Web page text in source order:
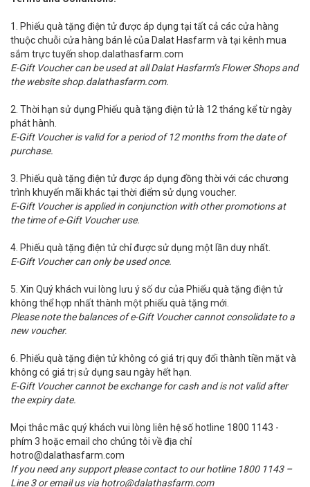
1. Phiếu quà tặng điện tử được áp dụng tại tất cả các cửa hàng
thuộc chuỗi cửa hàng bán lẻ của Dalat Hasfarm và tại kênh mua
sắm trực tuyến shop.dalathasfarm.com
E-Gift Voucher can be used at all Dalat Hasfarm’s Flower Shops and
the website shop.dalathasfarm.com.
2. Thời hạn sử dụng Phiếu quà tặng điện tử là 12 tháng kể từ ngày
phát hành.
E-Gift Voucher is valid for a period of 12 months from the date of
purchase.
3. Phiếu quà tặng điện tử được áp dụng đồng thời với các chương
trình khuyến mãi khác tại thời điểm sử dụng voucher.
E-Gift Voucher is applied in conjunction with other promotions at
the time of e-Gift Voucher use.
4. Phiếu quà tặng điện tử chỉ được sử dụng một lần duy nhất.
E-Gift Voucher can only be used once.
5. Xin Quý khách vui lòng lưu ý số dư của Phiếu quà tặng điện tử
không thể hợp nhất thành một phiếu quà tặng mới.
Please note the balances of e-Gift Voucher cannot consolidate to a
new voucher.
6. Phiếu quà tặng điện tử không có giá trị quy đổi thành tiền mặt và
không có giá trị sử dụng sau ngày hết hạn.
E-Gift Voucher cannot be exchange for cash and is not valid after
the expiry date.
Mọi thắc mắc quý khách vui lòng liên hệ số hotline 1800 1143 -
phím 3 hoặc email cho chúng tôi về địa chỉ
hotro@dalathasfarm.com
If you need any support please contact to our hotline 1800 1143 –
Line 3 or email us via hotro@dalathasfarm.com